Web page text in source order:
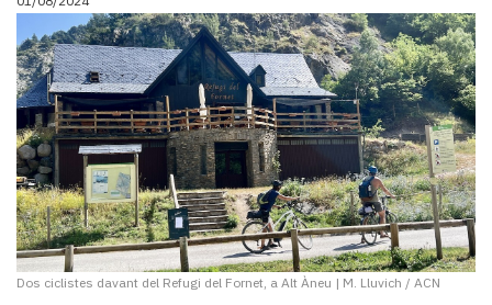
Dos ciclistes davant del Refugi del Fornet, a Alt Àneu | M. Lluvich / ACN